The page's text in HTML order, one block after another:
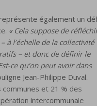
également un
« Cela suppose de
à l’échelle de la collectivité
– et donc de définir le
ce qu’on peut avoir dans
Jean-Philippe Duval.
communes et 21 % des
intercommunale